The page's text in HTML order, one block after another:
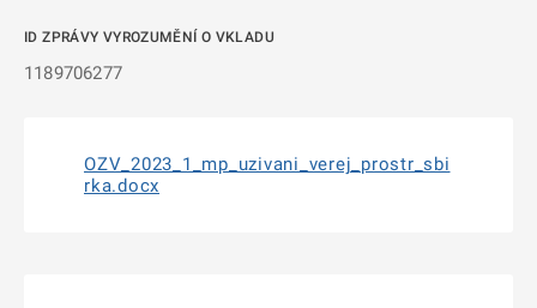
ID ZPRÁVY VYROZUMĚNÍ O VKLADU
1189706277
OZV_2023_1_mp_uzivani_verej_prostr_sbi
rka.docx